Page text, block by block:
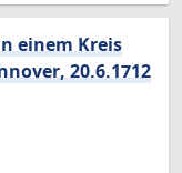
einem Kreis
20.6.1712